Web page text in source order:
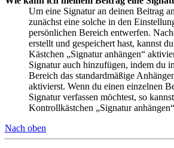
Um eine Signatur an deinen Beitrag
zunächst eine solche in den
persönlichen Bereich entwerfen.
erstellt und gespeichert hast, kannst
Kästchen „Signatur anhängen“
Signatur auch hinzufügen, indem du
Bereich das standardmäßige
aktivierst. Wenn du einen einzelnen
Signatur verfassen möchtest, so
Kontrollkästchen „Signatur
Nach oben